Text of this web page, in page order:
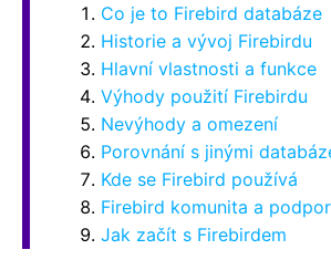
Co je to Firebird databáze
Historie a vývoj Firebirdu
Hlavní vlastnosti a funkce
Výhody použití Firebirdu
Nevýhody a omezení
Porovnání s jinými
Kde se Firebird používá
Firebird komunita a
Jak začít s Firebirdem